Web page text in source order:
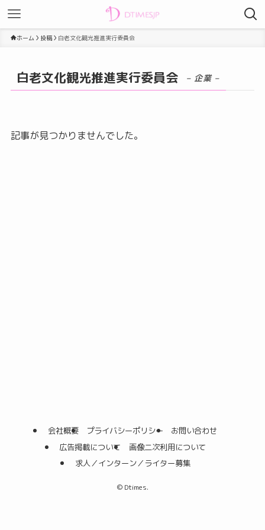
ホーム 投稿 白老文化観光推進実行委員会
白老文化観光推進実行委員会 – 企業 –
記事が見つかりませんでした。
会社概要 プライバシーポリシー
お問い合わせ
広告掲載について
画像二次利用について
求人／インターン／ライター募集
©Dtimes.